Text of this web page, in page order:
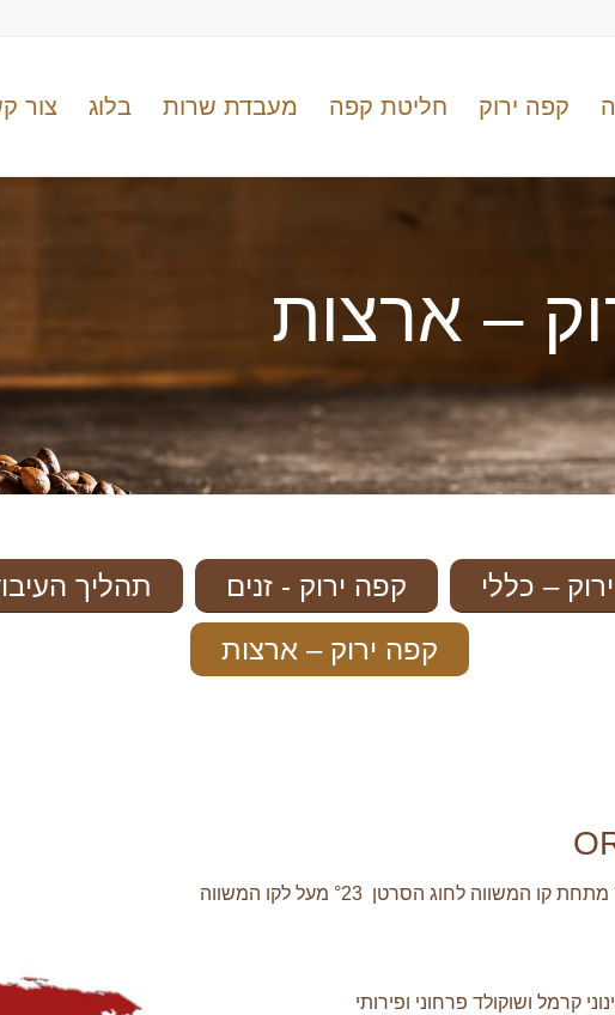
קפה ירוק חליטת קפה מעבדת שרות בלוג צור
– ארצות
– כללי קפה ירוק - זנים
תהליך
קפה ירוק – ארצות
קרמל ושוקולד פרחוני ופירותי